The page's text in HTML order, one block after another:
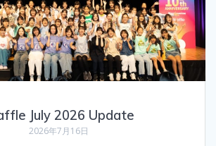
July 2026 Update
2026年7月16日